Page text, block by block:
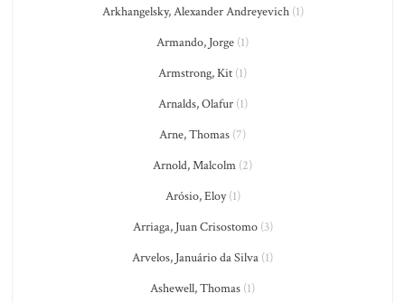
Arkhangelsky, Alexander Andreyevich(1)
Armando, Jorge (1)
Armstrong, Kit (1)
Arnalds, Olafur(1)
Arne, Thomas (7)
Arnold, Malcolm (2)
Arósio, Eloy(1)
Arriaga, Juan Crisostomo(3)
Arvelos, Januário da Silva (1)
Ashewell, Thomas (1)